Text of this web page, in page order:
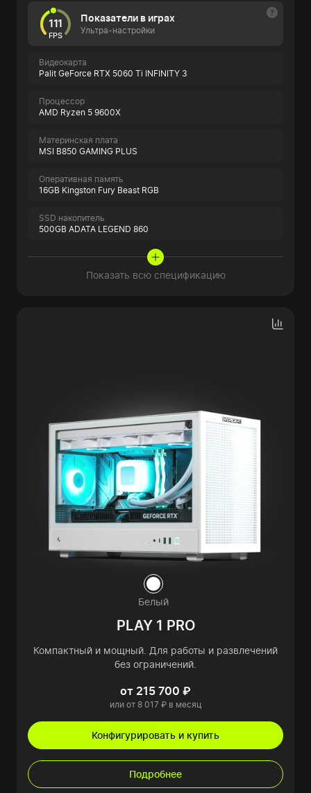
111
FPS
Показатели в играх
Ультра-настройки
Видеокарта
Palit GeForce RTX 5060 Ti INFINITY 3
Процессор
AMD Ryzen 5 9600X
Материнская плата
MSI B850 GAMING PLUS
Оперативная память
16GB Kingston Fury Beast RGB
SSD накопитель
500GB ADATA LEGEND 860
Показать всю спецификацию
Белый
PLAY 1 PRO
Компактный и мощный. Для работы и развлечений
без ограничений.
от 215 700 ₽
или от 8 017 ₽ в месяц
Конфигурировать и купить
Подробнее